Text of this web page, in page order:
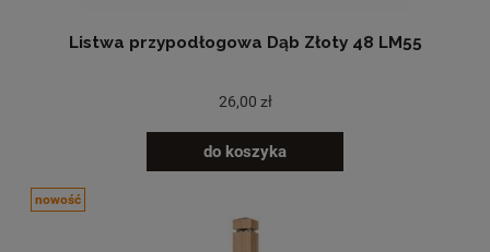
Listwa przypodłogowa Dąb Złoty 48 LM55
26,00 zł
do koszyka
nowość